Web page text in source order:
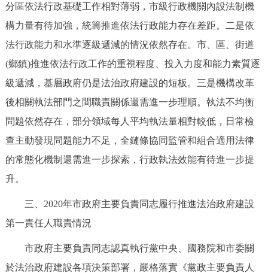
分區依法行政基礎工作相對薄弱，市級行政機關內設法制機
構力量有待加強，統籌推進依法行政能力存在差距。二是依
法行政能力和水準逐級遞減的情況依然存在。市、區、街道
(鄉鎮)推進依法行政工作的重視程度、投入力度和能力素質逐
級遞減，基層政府仍是法治政府建設的短板。三是機構改革
後相關執法部門之間職責關係還需進一步理順。執法不均衡
問題依然存在，部分領域每人平均執法量相對較低，日常檢
查主動發現問題能力不足，全鏈條協同監管和組合適用法律
的常態化機制還需進一步探索，行政執法效能有待進一步提
升。
三、2020年市政府主要負責同志履行推進法治政府建設
第一責任人職責情況
市政府主要負責同志認真執行黨中央、國務院和市委關
於法治政府建設各項決策部署，嚴格落實《黨政主要負責人